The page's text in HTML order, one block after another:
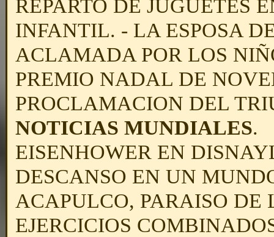
REPARTO DE JUGUETES
INFANTIL. - LA ESPOSA
ACLAMADA POR LOS
PREMIO NADAL DE
PROCLAMACION DEL
NOTICIAS MUNDIALES.
EISENHOWER EN
DESCANSO EN UN
ACAPULCO, PARAISO DE
EJERCICIOS